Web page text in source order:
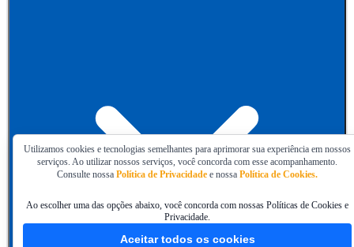
Utilizamos cookies e tecnologias semelhantes para aprimorar sua experiência em nossos
serviços. Ao utilizar nossos serviços, você concorda com esse acompanhamento.
Consulte nossa Política de Privacidade e nossa Política de Cookies.
Ao escolher uma das opções abaixo, você concorda com nossas Políticas de Cookies e
Privacidade.
Aceitar todos os cookies